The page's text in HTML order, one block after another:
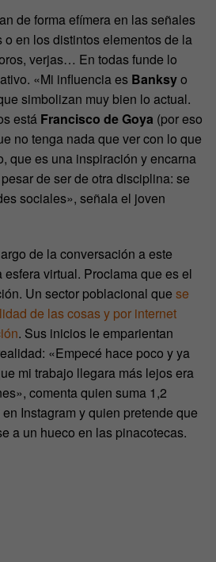
de forma efímera en las señales
o en los distintos elementos de la
verjas… En todas funde lo
«Mi influencia es Banksyo
simbolizan muy bien lo actual.
está Francisco de Goya (por eso
no tenga nada que ver con lo que
que es una inspiración y encarna
de ser de otra disciplina: se
sociales», señala el joven
de la conversación a este
virtual. Proclama que es el
Un sector poblacional que se
de las cosas y por internet
. Sus inicios le emparientan
«Empecé hace poco y ya
mi trabajo llegara más lejos era
comenta quien suma 1,2
Instagram y quien pretende que
a un hueco en las pinacotecas.